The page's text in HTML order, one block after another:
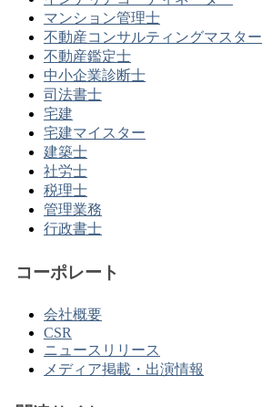
マンション管理士
不動産コンサルティングマスター
不動産鑑定士
中小企業診断士
司法書士
宅建
宅建マイスター
建築士
社労士
税理士
管理業務
行政書士
コーポレート
会社概要
CSR
ニュースリリース
メディア掲載・出演情報